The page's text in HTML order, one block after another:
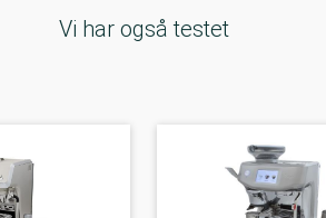
Vi har også testet